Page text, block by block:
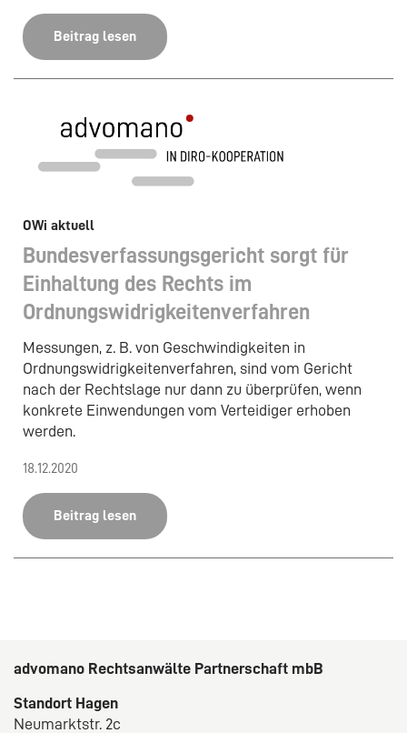
Beitrag lesen
OWi aktuell
Bundesverfassungsgericht sorgt für
Einhaltung des Rechts im
Ordnungswidrigkeitenverfahren
Messungen, z. B. von Geschwindigkeiten in
Ordnungswidrigkeitenverfahren, sind vom Gericht
nach der Rechtslage nur dann zu überprüfen, wenn
konkrete Einwendungen vom Verteidiger erhoben
werden.
18.12.2020
Beitrag lesen
advomano Rechtsanwälte Partnerschaft mbB
Standort Hagen
Neumarktstr. 2c